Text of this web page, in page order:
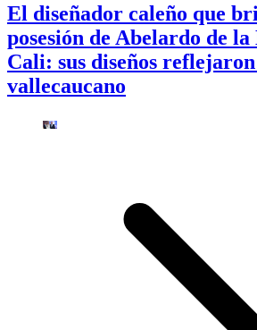
El diseñador caleño que
posesión de Abelardo de
Cali: sus diseños
vallecaucano